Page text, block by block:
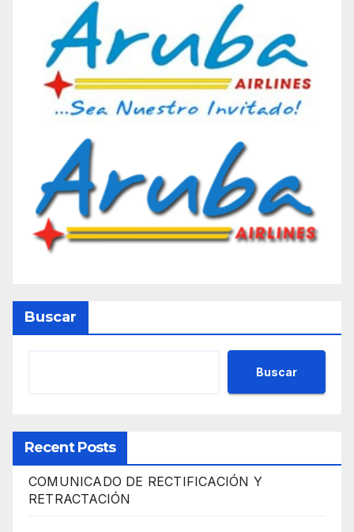
Buscar
Buscar
Recent Posts
COMUNICADO DE RECTIFICACIÓN Y
RETRACTACIÓN